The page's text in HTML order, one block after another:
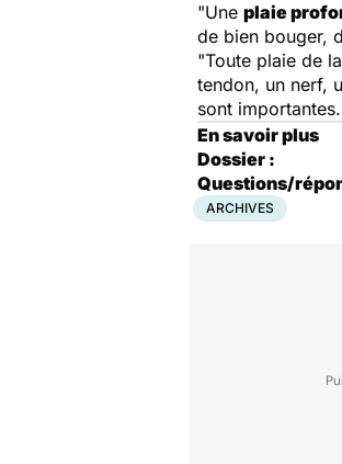
"Une plaie
de bien bouger,
"Toute plaie de
tendon, un nerf,
sont
En savoir plus
Dossier :
Questions/
ARCHIVES